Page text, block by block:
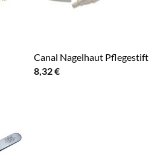
Canal Nagelhaut Pflegestift
8,32€